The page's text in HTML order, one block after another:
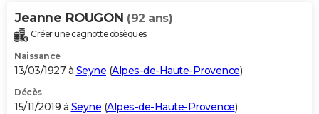
Jeanne ROUGON (92 ans)
Créer une cagnotte obsèques
Naissance
13/03/1927 à Seyne (Alpes-de-Haute-Provence)
Décès
15/11/2019 à Seyne (Alpes-de-Haute-Provence)